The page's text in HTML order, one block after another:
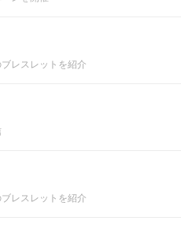
レスレットを紹介
レスレットを紹介